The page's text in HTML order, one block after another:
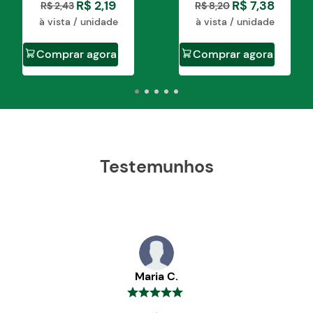
R$2,43 R$ 2,19
à vista / unidade
Comprar agora
R$8,20 R$ 7,38
à vista / unidade
Comprar agora
Testemunhos
Maria C.